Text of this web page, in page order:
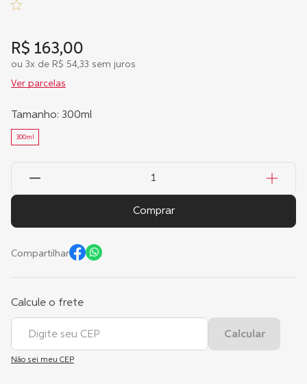
R$ 163,00
ou 3x de R$ 54,33 sem juros
Ver parcelas
Tamanho: 300ml
300ml
Comprar
Compartilhar
Não sei meu CEP